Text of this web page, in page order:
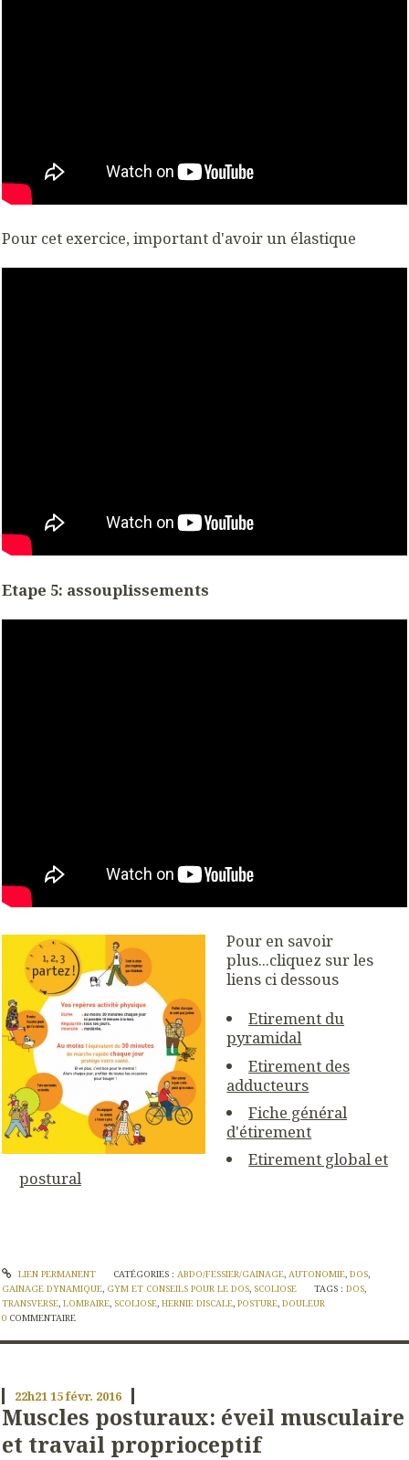
Pour cet exercice, important d'avoir un élastique
Etape 5: assouplissements
Pour en savoir
plus...cliquez sur les
liens ci dessous
Etirement du
pyramidal
Etirement des
adducteurs
Fiche général
d'étirement
Etirement global et
postural
LIEN PERMANENT CATÉGORIES : ABDO/FESSIER/GAINAGE, AUTONOMIE, DOS,
GAINAGE DYNAMIQUE, GYM ET CONSEILS POUR LE DOS, SCOLIOSE TAGS :DOS,
TRANSVERSE, LOMBAIRE, SCOLIOSE, HERNIE DISCALE, POSTURE, DOULEUR
0 COMMENTAIRE
22h2115févr. 2016
Muscles posturaux: éveil musculaire
et travail proprioceptif